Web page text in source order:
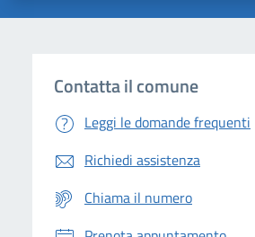
Contatta il comune
Leggi le domande frequenti
Richiedi assistenza
Chiama il numero